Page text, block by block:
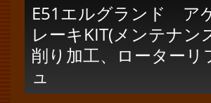
E51エルグランド ア
レーキKIT(メンテナン
削り加工、ローターリ
ュ